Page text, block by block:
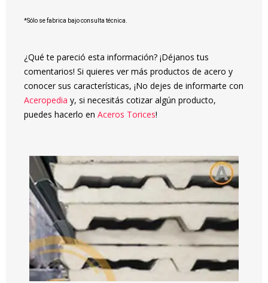
*Sólo se fabrica bajo consulta técnica.
¿Qué te pareció esta información? ¡Déjanos tus
comentarios! Si quieres ver más productos de acero y
conocer sus características, ¡No dejes de informarte con
Aceropedia y, si necesitás cotizar algún producto,
puedes hacerlo en Aceros Torices!